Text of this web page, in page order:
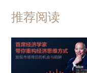
推荐阅读